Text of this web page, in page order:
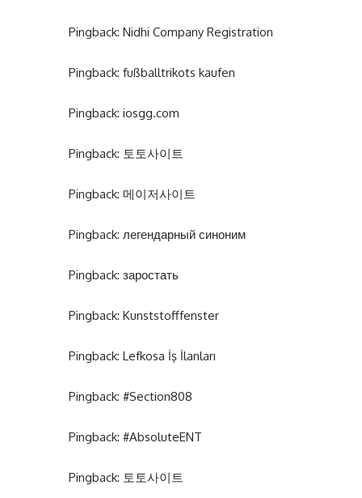
Pingback: Nidhi Company Registration
Pingback: fußballtrikots kaufen
Pingback: iosgg.com
Pingback: 토토사이트
Pingback: 메이저사이트
Pingback: легендарный синоним
Pingback: заростать
Pingback: Kunststofffenster
Pingback: Lefkosa İş İlanları
Pingback: #Section808
Pingback: #AbsoluteENT
Pingback: 토토사이트